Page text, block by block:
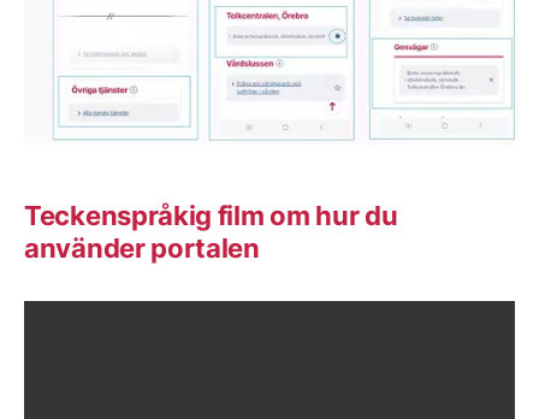
Teckenspråkig film om hur du
använder portalen